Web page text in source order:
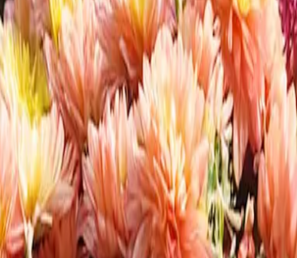
ist, bedeutet das nicht, dass dein grünes Paradies auf
erhöhte Bodenfeuchtigkeit entlasten die Pflanzen von
gegen Frost schützt.